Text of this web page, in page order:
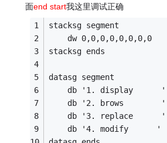
面end start我这里调试正确
stacksg segment
	dw 0,0,0,0,0,0,0,0
stacksg ends
datasg segment
	db '1. display      '
	db '2. brows        '
	db '3. replace      '
	db '4. modify      '